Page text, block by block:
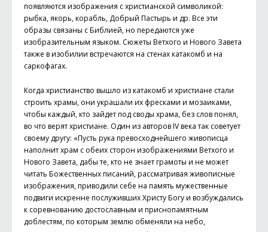
появляются изображения с христианской символикой:
рыбка, якорь, корабль, Добрый Пастырь и др. Все эти
образы связаны с Библией, но передаются уже
изобразительным языком. Сюжеты Ветхого и Нового Завета
также в изобилии встречаются на стенах катакомб и на
саркофагах.
Когда христианство вышло из катакомб и христиане стали
строить храмы, они украшали их фресками и мозаиками,
чтобы каждый, кто зайдет под своды храма, без слов понял,
во что верят христиане. Один из авторов IV века так советует
своему другу: «Пусть рука превосходнейшего живописца
наполнит храм с обеих сторон изображениями Ветхого и
Нового Завета, дабы те, кто не знает грамоты и не может
читать Божественных писаний, рассматривая живописные
изображения, приводили себе на память мужественные
подвиги искренне послуживших Христу Богу и возбуждались
к соревнованию достославным и приснопамятным
доблестям, по которым землю обменяли на небо,